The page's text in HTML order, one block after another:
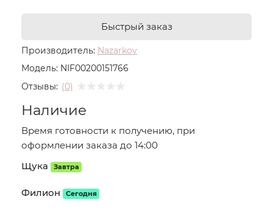
Производитель: Nazarkov
Модель: NIF00200151766
Отзывы: (0)
Быстрый заказ
Наличие
Время готовности к получению, при
оформлении заказа до 14:00
Щука
Завтра
Филион Сегодня